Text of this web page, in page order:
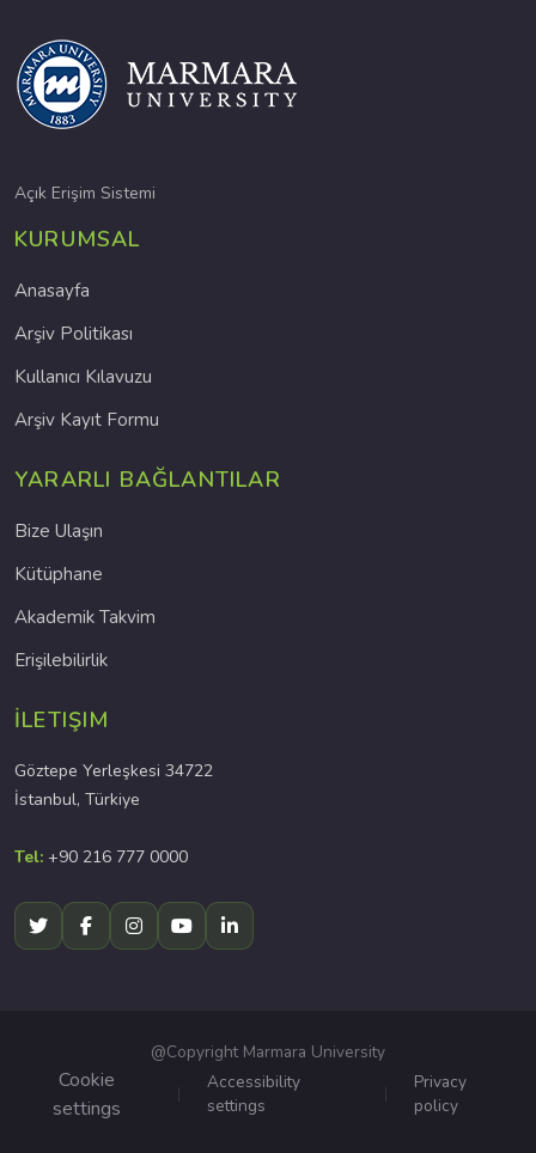
Açık Erişim Sistemi
KURUMSAL
Anasayfa
Arşiv Politikası
Kullanıcı Kılavuzu
Arşiv Kayıt Formu
YARARLI BAĞLANTILAR
Bize Ulaşın
Kütüphane
Akademik Takvim
Erişilebilirlik
İLETIŞIM
Göztepe Yerleşkesi 34722
İstanbul, Türkiye
Tel: +90 216 777 0000
@Copyright Marmara University
Cookie
settings
Accessibility
settings
Privacy
policy